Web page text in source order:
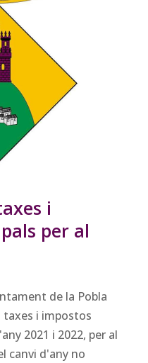
i
per al
de la Pobla
i impostos
2021 i 2022, per al
canvi d'any no